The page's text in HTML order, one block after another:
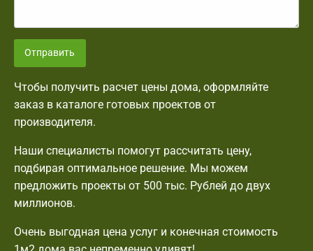
Отправить
Чтобы получить расчет цены дома, оформляйте
заказ в каталоге готовых проектов от
производителя.
Наши специалисты помогут рассчитать цену,
подбирая оптимальное решение. Мы можем
предложить проекты от 500 тыс. Рублей до двух
миллионов.
Очень выгодная цена услуг и конечная стоимость